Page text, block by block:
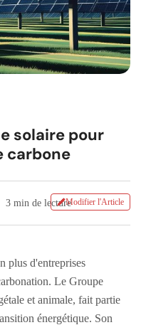
solaire pour
carbone
3 min de lectureModifier l'Article
plus d'entreprises
Le Groupe
et animale, fait partie
énergétique. Son